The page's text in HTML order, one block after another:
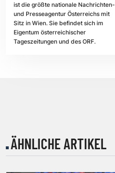
ist die größte nationale Nachrichten-
und Presseagentur Österreichs mit
Sitz in Wien. Sie befindet sich im
Eigentum österreichischer
Tageszeitungen und des ORF.
ÄHNLICHE ARTIKEL